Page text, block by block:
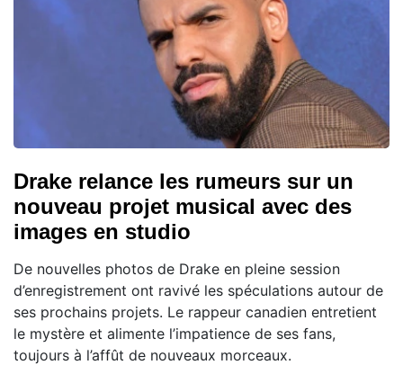
Drake relance les rumeurs sur un
nouveau projet musical avec des
images en studio
De nouvelles photos de Drake en pleine session
d’enregistrement ont ravivé les spéculations autour de
ses prochains projets. Le rappeur canadien entretient
le mystère et alimente l’impatience de ses fans,
toujours à l’affût de nouveaux morceaux.